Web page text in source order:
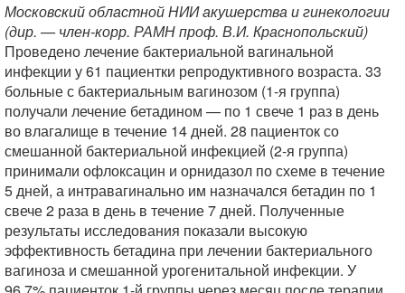
Московский областной НИИ акушерства и гинекологии
(дир. — член-корр. РАМН проф. В.И. Краснопольский)
Проведено лечение бактериальной вагинальной
инфекции у 61 пациентки репродуктивного возраста. 33
больные с бактериальным вагинозом (1-я группа)
получали лечение бетадином — по 1 свече 1 раз в день
во влагалище в течение 14 дней. 28 пациенток со
смешанной бактериальной инфекцией (2-я группа)
принимали офлоксацин и орнидазол по схеме в течение
5 дней, а интравагинально им назначался бетадин по 1
свече 2 раза в день в течение 7 дней. Полученные
результаты исследования показали высокую
эффективность бетадина при лечении бактериального
вагиноза и смешанной урогенитальной инфекции. У